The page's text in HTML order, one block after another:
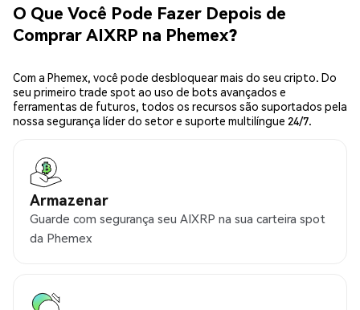
O Que Você Pode Fazer Depois de
Comprar AIXRP na Phemex?
Com a Phemex, você pode desbloquear mais do seu cripto. Do
seu primeiro trade spot ao uso de bots avançados e
ferramentas de futuros, todos os recursos são suportados pela
nossa segurança líder do setor e suporte multilíngue 24/7.
Armazenar
Guarde com segurança seu AIXRP na sua carteira spot
da Phemex